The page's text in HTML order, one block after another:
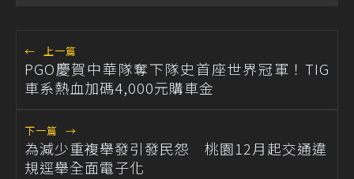
← 上一篇
PGO慶賀中華隊奪下隊史首座世界冠軍！TIG
車系熱血加碼4,000元購車金
下一篇 →
為減少重複舉發引發民怨 桃園12月起交通違
規逕舉全面電子化